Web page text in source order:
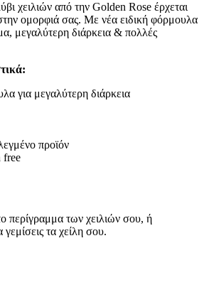
χειλιών από την Golden Rose έρχεται
ομορφιά σας. Με νέα ειδική φόρμουλα
μεγαλύτερη διάρκεια & πολλές
για μεγαλύτερη διάρκεια
προϊόν
free
περίγραμμα των χειλιών σου, ή
τα χείλη σου.